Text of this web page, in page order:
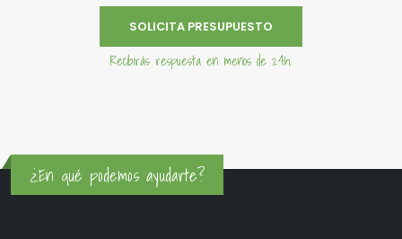
SOLICITA PRESUPUESTO
Recibirás respuesta en menos de 24h.
¿En qué podemos ayudarte?